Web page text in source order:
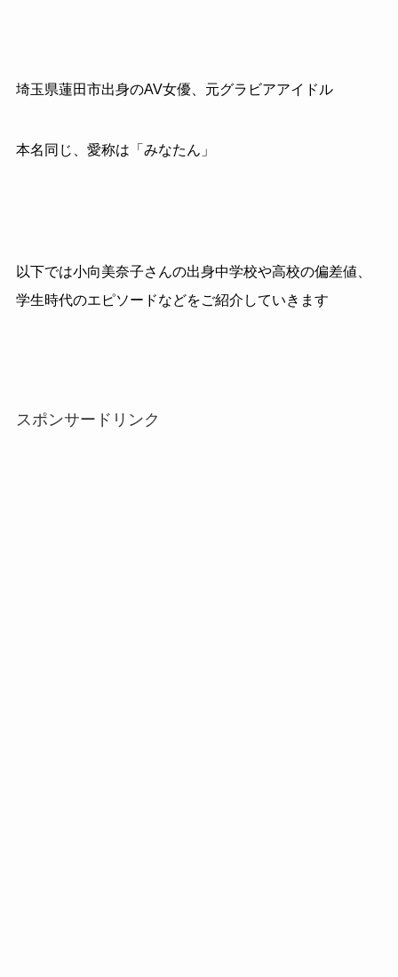
埼玉県蓮田市出身のAV女優、元グラビアアイドル
本名同じ、愛称は「みなたん」
以下では小向美奈子さんの出身中学校や高校の偏差値、
学生時代のエピソードなどをご紹介していきます
スポンサードリンク